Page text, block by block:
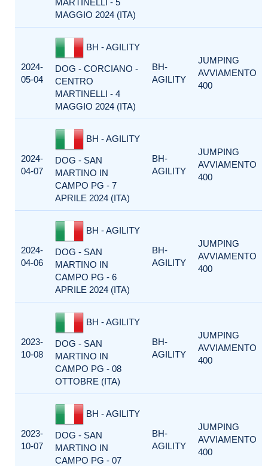
MARTINELLI - 5
MAGGIO 2024 (ITA)
2024-
05-04
BH - AGILITY
DOG - CORCIANO -
CENTRO
MARTINELLI - 4
MAGGIO 2024 (ITA)
BH-
AGILITY
JUMPING
AVVIAMENTO
400
2024-
04-07
BH - AGILITY
DOG - SAN
MARTINO IN
CAMPO PG - 7
APRILE 2024 (ITA)
BH-
AGILITY
JUMPING
AVVIAMENTO
400
2024-
04-06
BH - AGILITY
DOG - SAN
MARTINO IN
CAMPO PG - 6
APRILE 2024 (ITA)
BH-
AGILITY
JUMPING
AVVIAMENTO
400
2023-
10-08
BH - AGILITY
DOG - SAN
MARTINO IN
CAMPO PG - 08
OTTOBRE (ITA)
BH-
AGILITY
JUMPING
AVVIAMENTO
400
2023-
10-07
BH - AGILITY
DOG - SAN
MARTINO IN
CAMPO PG - 07
BH-
AGILITY
JUMPING
AVVIAMENTO
400